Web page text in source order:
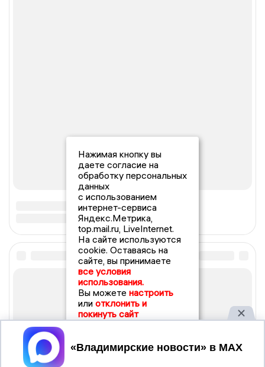
Нажимая кнопку вы
даете согласие на
обработку персональных
данных
с использованием
интернет-сервиса
Яндекс.Метрика,
top.mail.ru, LiveInternet.
На сайте используются
cookie. Оставаясь на
сайте, вы принимаете
все условия
использования.
Вы можете настроить
или отклонить и
покинуть сайт
Принять